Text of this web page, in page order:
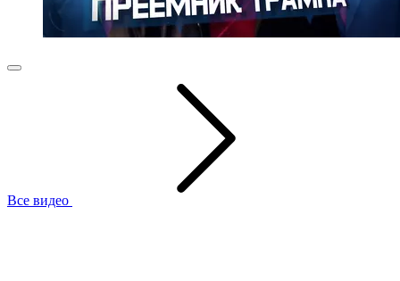
Все видео